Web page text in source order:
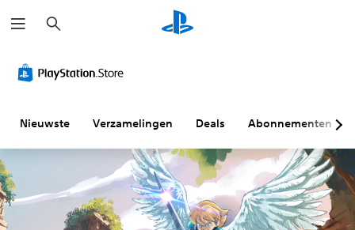
o
e
n
Nieuwste Verzamelingen Deals Abonnementen